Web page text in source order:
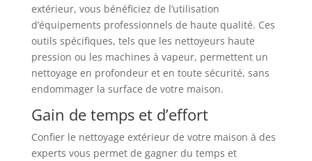
extérieur, vous bénéficiez de l’utilisation
d’équipements professionnels de haute qualité. Ces
outils spécifiques, tels que les nettoyeurs haute
pression ou les machines à vapeur, permettent un
nettoyage en profondeur et en toute sécurité, sans
endommager la surface de votre maison.
Gain de temps et d’effort
Confier le nettoyage extérieur de votre maison à des
experts vous permet de gagner du temps et